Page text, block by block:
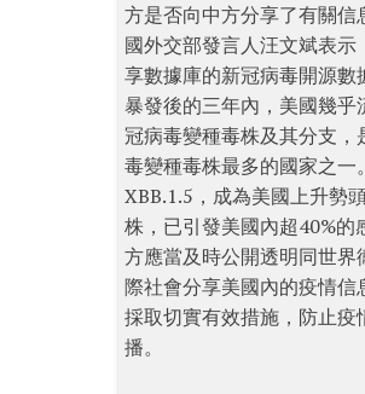
方是否向中方分享了有關信
國外交部發言人汪文斌表示
享數據庫的新冠病毒開源數
暴發後的三年內，美國幾乎
冠病毒變種毒株及其分支，
毒變種毒株最多的國家之一
XBB.1.5，成為美國上升勢
株，已引發美國內超40%的
方應當及時公開透明同世界
際社會分享美國內的疫情信
採取切實有效措施，防止疫
播。